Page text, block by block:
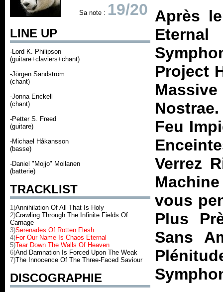
Sa note : 19/20
LINE UP
-Lord K. Philipson
(guitare+claviers+chant)
-Jörgen Sandström
(chant)
-Jonna Enckell
(chant)
-Petter S. Freed
(guitare)
-Michael Håkansson
(basse)
-Daniel "Mojjo" Moilanen
(batterie)
TRACKLIST
1)Annihilation Of All That Is Holy
2)Crawling Through The Infinite Fields Of
Carnage
3)Serenades Of Rotten Flesh
4)For Our Name Is Chaos Eternal
5)Tear Down The Walls Of Heaven
6)And Damnation Is Forced Upon The Weak
7)The Innocence Of The Three-Faced Saviour
DISCOGRAPHIE
Après
Eternal
Project
Nostrae
Feu
Verrez
vous
Plus
Sans